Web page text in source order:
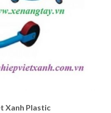
Xanh Plastic